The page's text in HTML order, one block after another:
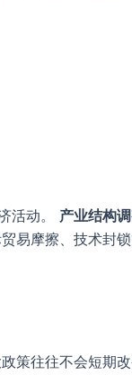
活动。 产业结构
贸易摩擦、技术封
政策往往不会短期